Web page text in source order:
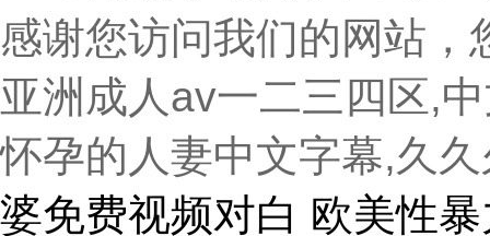
感谢您访问我们的网站，
亚洲成人av一二三四区,
怀孕的人妻中文字幕,久